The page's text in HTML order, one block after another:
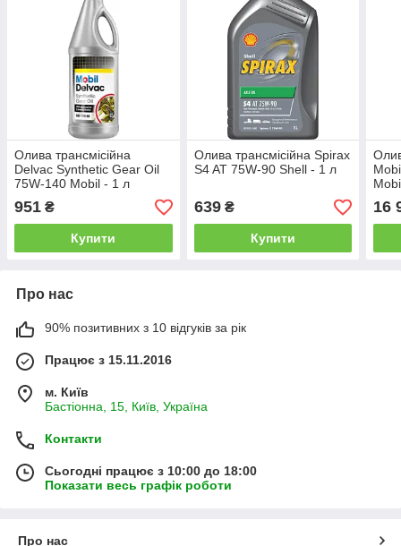
Олива трансмісійна
Delvac Synthetic Gear Oil
75W-140 Mobil - 1 л
951 ₴
Купити
Олива трансмісійна Spirax
S4 AT 75W-90 Shell - 1 л
639₴
Купити
16
Про нас
90% позитивних з 10 відгуків за рік
Працює з 15.11.2016
м. Київ
Бастіонна, 15, Київ, Україна
Контакти
Сьогодні працює з 10:00 до 18:00
Показати весь графік роботи
Про нас